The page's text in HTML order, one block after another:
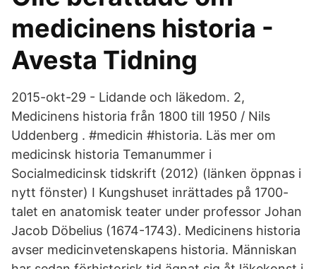
medicinens historia -
Avesta Tidning
2015-okt-29 - Lidande och läkedom. 2,
Medicinens historia från 1800 till 1950 / Nils
Uddenberg . #medicin #historia. Läs mer om
medicinsk historia Temanummer i
Socialmedicinsk tidskrift (2012) (länken öppnas i
nytt fönster) I Kungshuset inrättades på 1700-
talet en anatomisk teater under professor Johan
Jacob Döbelius (1674-1743). Medicinens historia
avser medicinvetenskapens historia. Människan